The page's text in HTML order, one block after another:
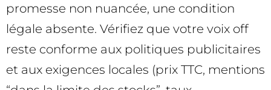
promesse non nuancée, une condition
légale absente. Vérifiez que votre voix off
reste conforme aux politiques publicitaires
et aux exigences locales (prix TTC, mentions